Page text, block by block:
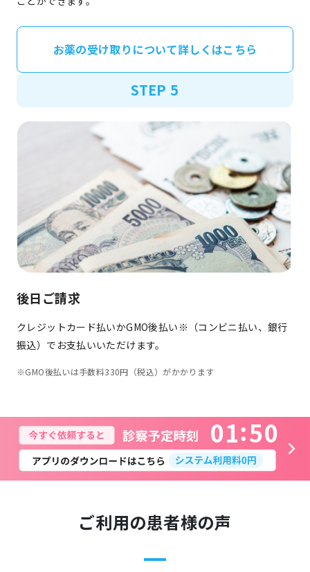
お薬の受け取りについて詳しくはこちら
STEP 5
後日ご請求
クレジットカード払いかGMO後払い※（コンビニ払い、銀行
振込）でお支払いいただけます。
※GMO後払いは手数料330円（税込）がかかります
01 50
ご利用の患者様の声